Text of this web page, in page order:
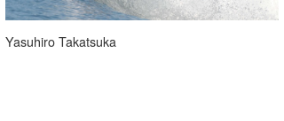
Yasuhiro Takatsuka